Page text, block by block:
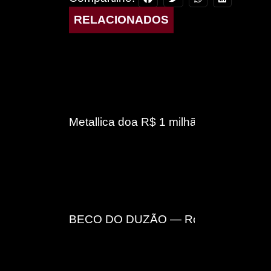
RELACIONADOS
Metallica doa R$ 1 milhão para
BECO DO DUZÃO — Rock pesado